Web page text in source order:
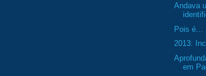
Andava
Pois é...
2013:
em